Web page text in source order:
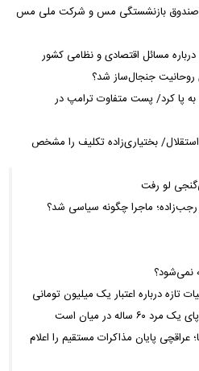
صندوق بازنشستگی مس و شرکت ملی مس
درباره مسائل اقتصادی و نظامی کشور
روحانیت جنجال‌ساز شد؟
پا کرد/ پست متفاوت ترامپ در
بختیاری‌زاده تکلیف را مشخص
لو رفت
ماجرا چگونه سیاسی شد؟
نمی‌شود؟
تازه درباره اعتبار یک میلیون تومانی
در میان است
عراقچی پایان مذاکرات مستقیم را اعلام